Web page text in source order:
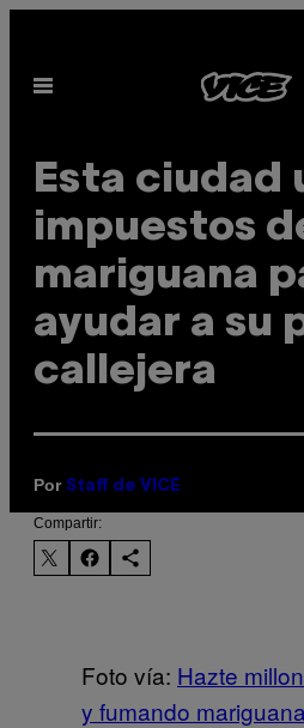
contenido
Abrir
Esta ciudad
impuestos
mariguana
ayudar a su
callejera
Por Staff de VICE
Compartir:
Foto vía: Hazte
y fumando